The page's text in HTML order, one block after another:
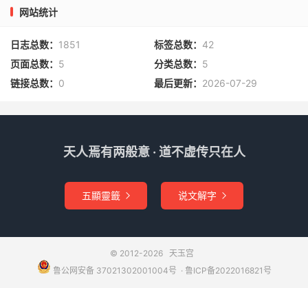
网站统计
日志总数： 1851 标签总数： 42
页面总数： 5 分类总数： 5
链接总数： 0 最后更新： 2026-07-29
天人焉有两般意 · 道不虚传只在人
五顯靈籤  说文解字 
© 2012-2026 天玉宫
鲁公网安备 37021302001004号 ​​​ · 鲁ICP备2022016821号